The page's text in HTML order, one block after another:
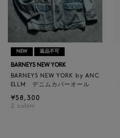
NEW 返品不可
BARNEYS NEW YORK
BARNEYS NEW YORK by ANC
ELLM デニムカバーオール
¥58,300
2 colors